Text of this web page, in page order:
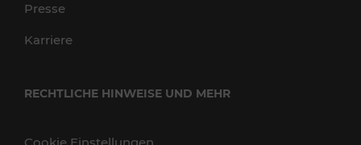
Presse
Karriere
RECHTLICHE HINWEISE UND MEHR